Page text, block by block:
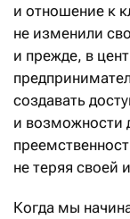
и отношение к
не изменили
и прежде, в
создавать
и возможности
не теряя своей
Когда мы